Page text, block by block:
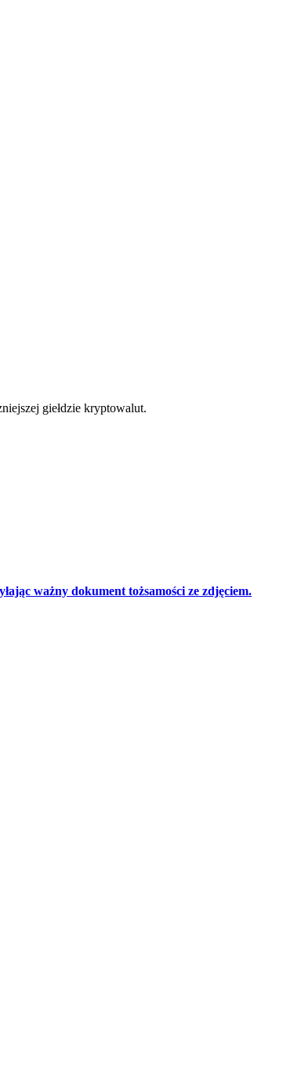
giełdzie kryptowalut.
ważny dokument tożsamości ze zdjęciem.